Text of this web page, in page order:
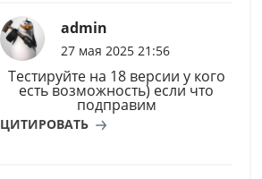
admin
27 мая 2025 21:56
Тестируйте на 18 версии у кого
есть возможность) если что
подправим
ЦИТИРОВАТЬ